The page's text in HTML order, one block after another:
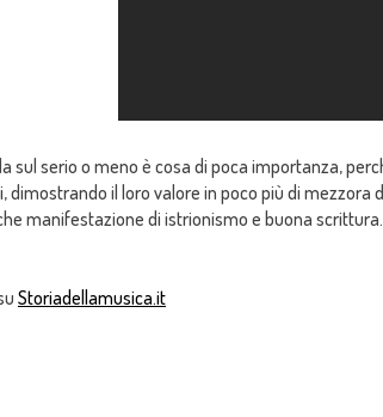
sul serio o meno è cosa di poca importanza,
il loro valore in poco più di mezzora
manifestazione di istrionismo e buona
Storiadellamusica.it